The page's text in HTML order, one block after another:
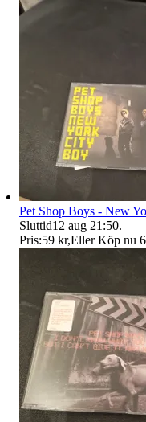
Pet Shop Boys - New
Sluttid12 aug 21:50.
Pris:59 kr,Eller Köp nu